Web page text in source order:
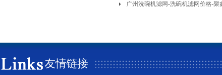
广州洗碗机滤网-洗碗机滤网价格-
友情链接